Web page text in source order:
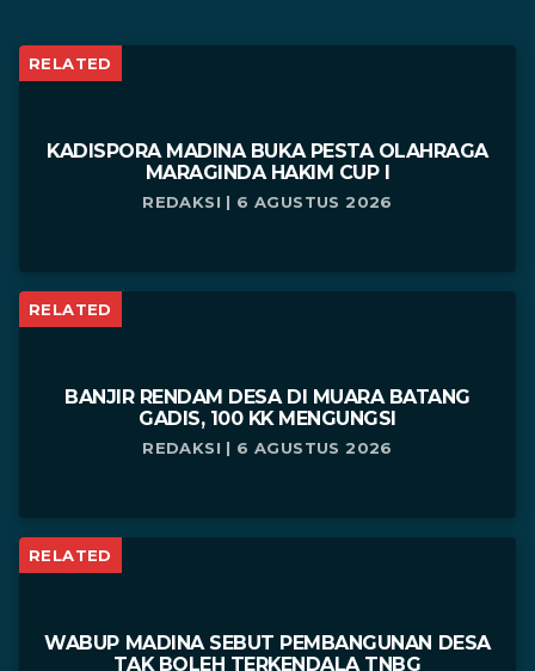
RELATED
KADISPORA MADINA BUKA PESTA OLAHRAGA
MARAGINDA HAKIM CUP I
REDAKSI | 6 AGUSTUS 2026
RELATED
BANJIR RENDAM DESA DI MUARA BATANG
GADIS, 100 KK MENGUNGSI
REDAKSI | 6 AGUSTUS 2026
RELATED
WABUP MADINA SEBUT PEMBANGUNAN DESA
TAK BOLEH TERKENDALA TNBG